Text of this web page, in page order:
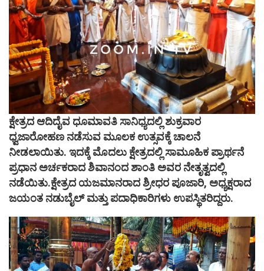
ಕ್ಷೇತ್ರದ ಆದಿ‌ದೈವ‌ ಧೂಮಾವತಿ ಸಾನಿಧ್ಯದಲ್ಲಿ ಶುಕ್ರವಾರ
ಧ್ವಜಾರೋಹಣ ನಡೆಸುವ ಮೂಲಕ ಉತ್ಸವಕ್ಕೆ ಚಾಲನೆ
ನೀಡಲಾಯಿತು. ಇದಕ್ಕೆ ಮೊದಲು ಕ್ಷೇತ್ರದಲ್ಲಿ ಸಾಮೂಹಿಕ ಪ್ರಾರ್ಥನೆ
ಪ್ರಧಾನ ಅರ್ಚಕರಾದ ಶಿವಾನಂದ ಶಾಂತಿ ಅವರ ನೇತೃತ್ವದಲ್ಲಿ
ನಡೆಯಿತು.ಕ್ಷೇತ್ರದ ಯಜಮಾನರಾದ ಶ್ರೀಧರ ಪೂಜಾರಿ, ಅಧ್ಯಕ್ಷರಾದ
ಜಯಂತ ನಡುಬೈಲ್ ಮತ್ತು ಪದಾಧಿಕಾರಿಗಳು ಉಪಸ್ಥಿತರಿದ್ದರು.